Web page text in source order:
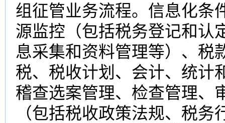
组征管业务流程。信息化条
源监控（包括税务登记和认
息采集和资料管理等）、税
税、税收计划、会计、统计
稽查选案管理、检查管理、
（包括税收政策法规、税